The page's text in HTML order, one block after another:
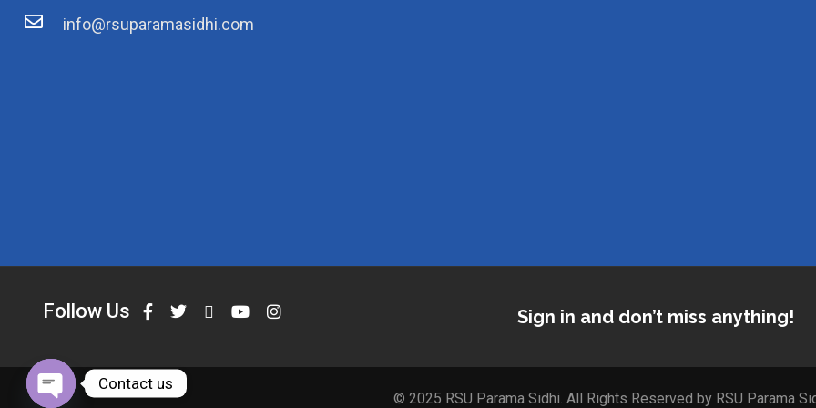
info@rsuparamasidhi.com
Follow Us Sign in and don’t miss anything!
© 2025 RSU Parama Sidhi. All Rights Reserved by RSU Parama
Contact us